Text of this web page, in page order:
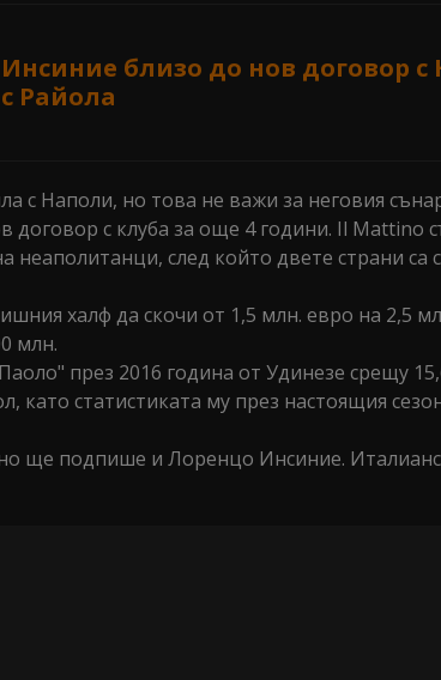
Инсиние близо до нов договор с
с Райола
с Наполи, но това не важи за неговия
договор с клуба за още 4 години. Il
неаполитанци, след който двете страни са
халф да скочи от 1,5 млн. евро на 2,5
млн.
през 2016 година от Удинезе срещу
като статистиката му през настоящия
ще подпише и Лоренцо Инсиние.